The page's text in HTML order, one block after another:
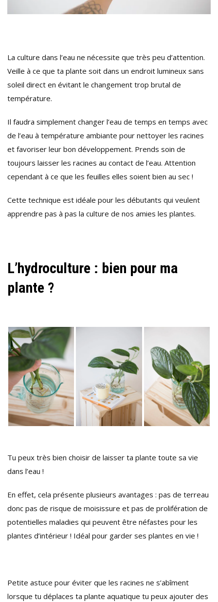
La culture dans l’eau ne nécessite que très peu d’attention.
Veille à ce que ta plante soit dans un endroit lumineux sans
soleil direct en évitant le changement trop brutal de
température.
Il faudra simplement changer l’eau de temps en temps avec
de l’eau à température ambiante pour nettoyer les racines
et favoriser leur bon développement. Prends soin de
toujours laisser les racines au contact de l’eau. Attention
cependant à ce que les feuilles elles soient bien au sec !
Cette technique est idéale pour les débutants qui veulent
apprendre pas à pas la culture de nos amies les plantes.
L’hydroculture : bien pour ma
plante ?
Tu peux très bien choisir de laisser ta plante toute sa vie
dans l’eau !
En effet, cela présente plusieurs avantages : pas de terreau
donc pas de risque de moisissure et pas de prolifération de
potentielles maladies qui peuvent être néfastes pour les
plantes d’intérieur ! Idéal pour garder ses plantes en vie !
Petite astuce pour éviter que les racines ne s’abîment
lorsque tu déplaces ta plante aquatique tu peux ajouter des